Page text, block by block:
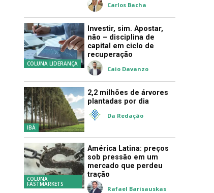
Carlos Bacha
COLUNA LIDERANÇA
Investir, sim. Apostar,
não – disciplina de
capital em ciclo de
recuperação
Caio Davanzo
IBÁ
2,2 milhões de árvores
plantadas por dia
Da Redação
COLUNA
FASTMARKETS
América Latina: preços
sob pressão em um
mercado que perdeu
tração
Rafael Barisauskas